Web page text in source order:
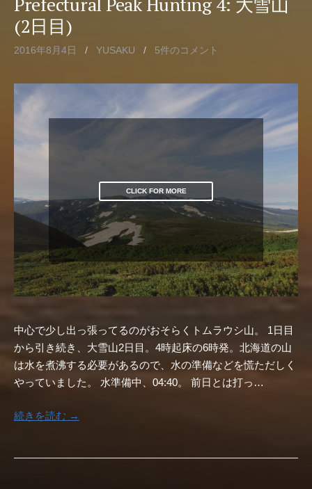
(2日目)
2016年8月4日 / YUSAKU / 5件のコメント
CLICK FOR MORE
中心で少し出っ張ってるのがおそらくトムラウシ山。 1日目
から引き続き、大雪山2日目。4時起床の6時発。北海道の山
は水を煮沸する必要があるので、水の準備などを慌ただしく
やっていました。 水準備中、04:40。 前日とは打っ…
続きを読む →